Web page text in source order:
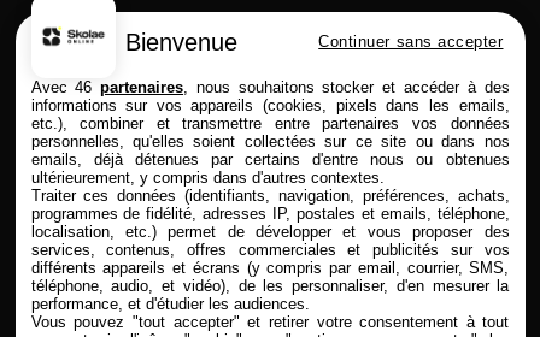
FORMATIONS
Commerce & Achat
Design & Photo
Comptabilité & Finance
Immobilier
Marketing & Communication
RH
SKOLAE ONLINE
Présentation
Enseignement à distance
Admission & Financement
Alternance & entreprise
Rythmes & contrats
Entreprises partenaires
Continuer sans accepter
Bienvenue
Avec 46partenaires , nous souhaitons stocker et accéder à des
informations sur vos appareils (cookies, pixels dans les emails,
etc.), combiner et transmettre entre partenaires vos données
personnelles, qu'elles soient collectées sur ce site ou dans nos
emails, déjà détenues par certains d'entre nous ou obtenues
ultérieurement, y compris dans d'autres contextes.
Traiter ces données (identifiants, navigation, préférences, achats,
programmes de fidélité, adresses IP, postales et emails, téléphone,
localisation, etc.) permet de développer et vous proposer des
services, contenus, offres commerciales et publicités sur vos
différents appareils et écrans (y compris par email, courrier, SMS,
téléphone, audio, et vidéo), de les personnaliser, d'en mesurer la
performance, et d'étudier les audiences.
Vous pouvez "tout accepter" et retirer votre consentement à tout